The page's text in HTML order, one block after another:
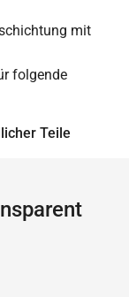
mit
folgende
Teile